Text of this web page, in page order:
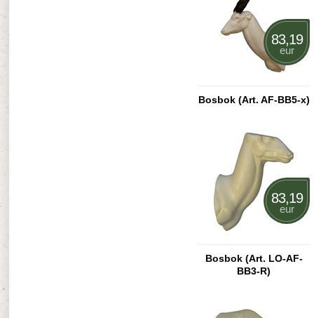
83,19
eur
Bosbok (Art. AF-BB5-x)
Bosbok (Art. LO-AF-
BB3-R)
83,19
eur